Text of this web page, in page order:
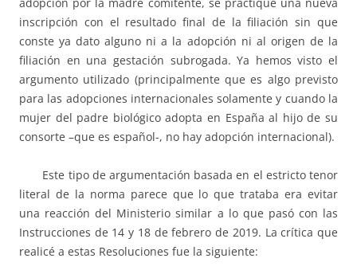
adopción por la madre comitente, se practique una nueva
inscripción con el resultado final de la filiación sin que
conste ya dato alguno ni a la adopción ni al origen de la
filiación en una gestación subrogada. Ya hemos visto el
argumento utilizado (principalmente que es algo previsto
para las adopciones internacionales solamente y cuando la
mujer del padre biológico adopta en España al hijo de su
consorte –que es español-, no hay adopción internacional).
Este tipo de argumentación basada en el estricto tenor
literal de la norma parece que lo que trataba era evitar
una reacción del Ministerio similar a lo que pasó con las
Instrucciones de 14 y 18 de febrero de 2019. La crítica que
realicé a estas Resoluciones fue la siguiente: